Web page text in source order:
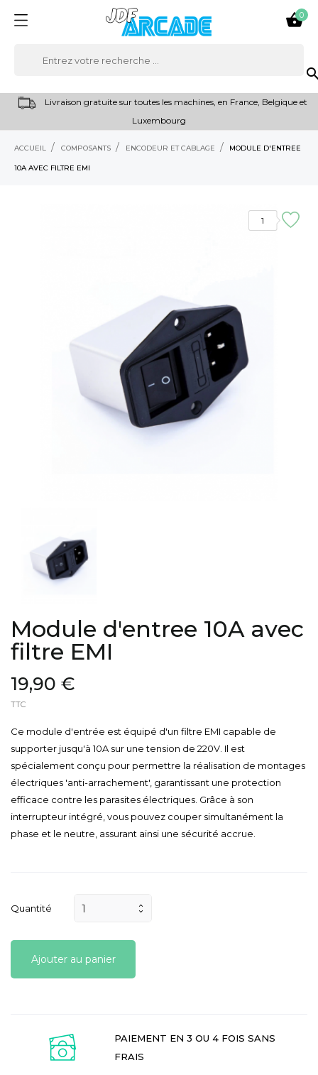

0
Livraison gratuite sur toutes les machines, en France, Belgique et
Luxembourg
ACCUEIL COMPOSANTS ENCODEUR ET CABLAGE MODULE D'ENTREE
10A AVEC FILTRE EMI
1
Module d'entree 10A avec
filtre EMI
19,90 €
TTC
Ce module d'entrée est équipé d'un filtre EMI capable de
supporter jusqu'à 10A sur une tension de 220V. Il est
spécialement conçu pour permettre la réalisation de montages
électriques 'anti-arrachement', garantissant une protection
efficace contre les parasites électriques. Grâce à son
interrupteur intégré, vous pouvez couper simultanément la
phase et le neutre, assurant ainsi une sécurité accrue.
Quantité
Ajouter au panier
PAIEMENT EN 3 OU 4 FOIS SANS
FRAIS